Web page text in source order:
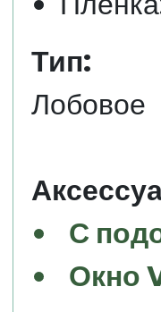
Тип:
Лобовое
С
Окно